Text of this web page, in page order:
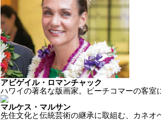
SHERATON PRINCE
SS KAIULANI WAIK
IKI BEACH
EMBASSY SUITES
BY HILTON - WAI
アビゲイル・ロマンチャック
ハワイの著名な版画家。ビーチコマーの客室
マルケス・マルサン
先住文化と伝統芸術の継承に取組む、カネオ